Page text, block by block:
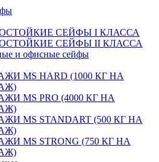
СЕЙФЫ I КЛАССА
СЕЙФЫ II КЛАССА
и офисные сейфы
MS HARD (1000 КГ НА
MS PRO (4000 КГ НА
MS STANDART (500 КГ НА
MS STRONG (750 КГ НА